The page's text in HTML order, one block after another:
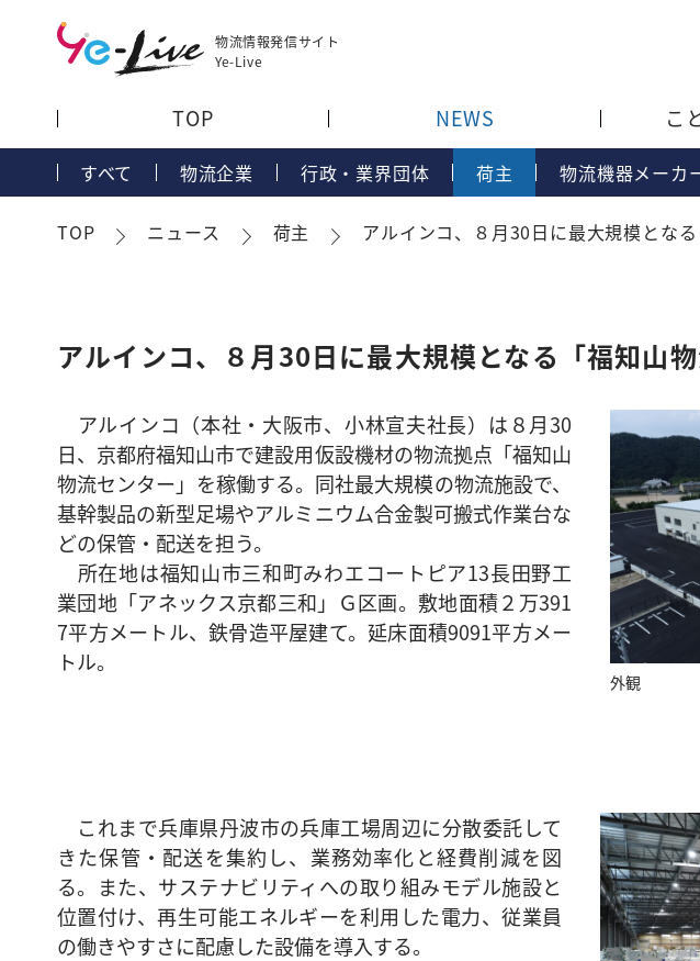
物流情報発信サイト
Ye-Live
TOP NEWS こ
すべて 物流企業 行政・業界団体 荷主 物流機器メーカ
TOP ニュース 荷主 アルインコ、８月30日に最大規模とな
アルインコ、８月30日に最大規模となる「福知山
外観
アルインコ（本社・大阪市、小林宣夫社長）は８月30
日、京都府福知山市で建設用仮設機材の物流拠点「福知山
物流センター」を稼働する。同社最大規模の物流施設で、
基幹製品の新型足場やアルミニウム合金製可搬式作業台な
どの保管・配送を担う。
所在地は福知山市三和町みわエコートピア13長田野工
業団地「アネックス京都三和」Ｇ区画。敷地面積２万391
7平方メートル、鉄骨造平屋建て。延床面積9091平方メー
トル。
これまで兵庫県丹波市の兵庫工場周辺に分散委託して
きた保管・配送を集約し、業務効率化と経費削減を図
る。また、サステナビリティへの取り組みモデル施設と
位置付け、再生可能エネルギーを利用した電力、従業員
の働きやすさに配慮した設備を導入する。